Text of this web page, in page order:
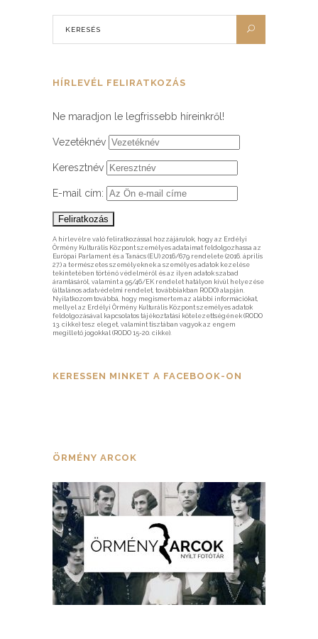
HÍRLEVÉL FELIRATKOZÁS
Ne maradjon le legfrissebb híreinkről!
Vezetéknév
Keresztnév
E-mail cím:
A hírlevélre való feliratkozással hozzájárulok, hogy az Erdélyi
Örmény Kulturális Központ személyes adataimat feldolgozhassa az
Európai Parlament és a Tanács (EU) 2016/679 rendelete (2016. április
27.) a természetes személyeknek a személyes adatok kezelése
tekintetében történő védelméről és az ilyen adatok szabad
áramlásáról, valamint a 95/46/EK rendelet hatályon kívül helyezése
(általános adatvédelmi rendelet, továbbiakban RODO) alapján.
Nyilatkozom továbbá, hogy megismertem az alábbi információkat,
mellyel az Erdélyi Örmény Kulturális Központ személyes adatok
feldolgozásával kapcsolatos tájékoztatási kötelezettségének (RODO
13. cikke) tesz eleget, valamint tisztában vagyok az engem
megillető jogokkal (RODO 15-20. cikke).
KERESSEN MINKET A FACEBOOK-ON
ÖRMÉNY ARCOK